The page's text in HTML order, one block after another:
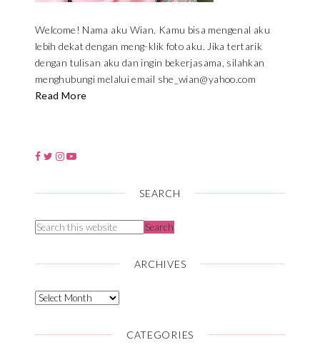
Welcome! Nama aku Wian. Kamu bisa mengenal aku
lebih dekat dengan meng-klik foto aku. Jika tertarik
dengan tulisan aku dan ingin bekerjasama, silahkan
menghubungi melalui email she_wian@yahoo.com
Read More
SEARCH
ARCHIVES
CATEGORIES